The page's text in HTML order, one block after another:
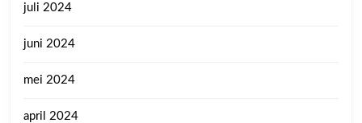
juli 2024
juni 2024
mei 2024
april 2024